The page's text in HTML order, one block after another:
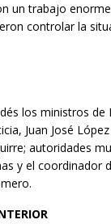
un trabajo
controlar la
los ministros de
Juan José
autoridades
y el coordinador